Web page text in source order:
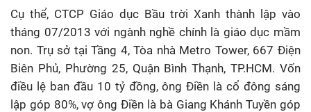
Cụ thể, CTCP Giáo dục Bầu trời Xanh thành lập vào
tháng 07/2013 với ngành nghề chính là giáo dục mầm
non. Trụ sở tại Tầng 4, Tòa nhà Metro Tower, 667 Điện
Biên Phủ, Phường 25, Quận Bình Thạnh, TP.HCM. Vốn
điều lệ ban đầu 10 tỷ đồng, ông Điền là cổ đông sáng
lập góp 80%, vợ ông Điền là bà Giang Khánh Tuyền góp